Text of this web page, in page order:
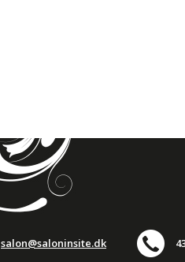
salon@saloninsite.dk